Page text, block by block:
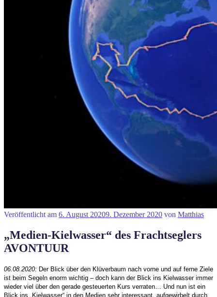
Veröffentlicht am 6. August 20209. Dezember 2020 von Matthias
„Medien-Kielwasser“ des Frachtseglers
AVONTUUR
06.08.2020: Der Blick über den Klüverbaum nach vorne und auf ferne Ziele
ist beim Segeln enorm wichtig – doch kann der Blick ins Kielwasser immer
wieder viel über den gerade gesteuerten Kurs verraten… Und nun ist ein
Blick ins „Kielwasser“ in den Medien sehr interessant, aufgewirbelt durch